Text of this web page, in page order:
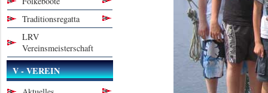
Traditionsregatta
LRV
Vereinsmeisterschaft
V - VEREIN